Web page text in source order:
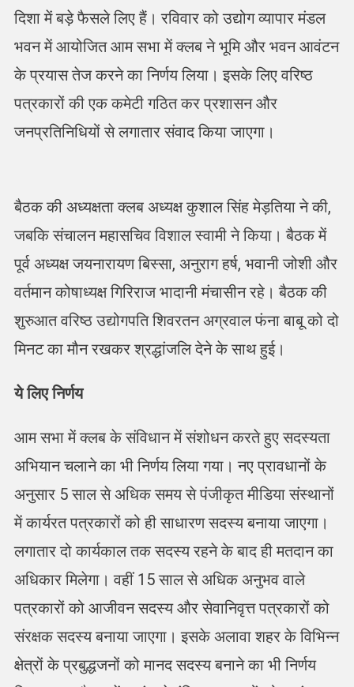
दिशा में बड़े फैसले लिए हैं। रविवार को उद्योग व्यापार मंडल
भवन में आयोजित आम सभा में क्लब ने भूमि और भवन आवंटन
के प्रयास तेज करने का निर्णय लिया। इसके लिए वरिष्ठ
पत्रकारों की एक कमेटी गठित कर प्रशासन और
जनप्रतिनिधियों से लगातार संवाद किया जाएगा।
बैठक की अध्यक्षता क्लब अध्यक्ष कुशाल सिंह मेड़तिया ने की,
जबकि संचालन महासचिव विशाल स्वामी ने किया। बैठक में
पूर्व अध्यक्ष जयनारायण बिस्सा, अनुराग हर्ष, भवानी जोशी और
वर्तमान कोषाध्यक्ष गिरिराज भादानी मंचासीन रहे। बैठक की
शुरुआत वरिष्ठ उद्योगपति शिवरतन अग्रवाल फंना बाबू को दो
मिनट का मौन रखकर श्रद्धांजलि देने के साथ हुई।
ये लिए निर्णय
आम सभा में क्लब के संविधान में संशोधन करते हुए सदस्यता
अभियान चलाने का भी निर्णय लिया गया। नए प्रावधानों के
अनुसार 5 साल से अधिक समय से पंजीकृत मीडिया संस्थानों
में कार्यरत पत्रकारों को ही साधारण सदस्य बनाया जाएगा।
लगातार दो कार्यकाल तक सदस्य रहने के बाद ही मतदान का
अधिकार मिलेगा। वहीं 15 साल से अधिक अनुभव वाले
पत्रकारों को आजीवन सदस्य और सेवानिवृत्त पत्रकारों को
संरक्षक सदस्य बनाया जाएगा। इसके अलावा शहर के विभिन्न
क्षेत्रों के प्रबुद्धजनों को मानद सदस्य बनाने का भी निर्णय